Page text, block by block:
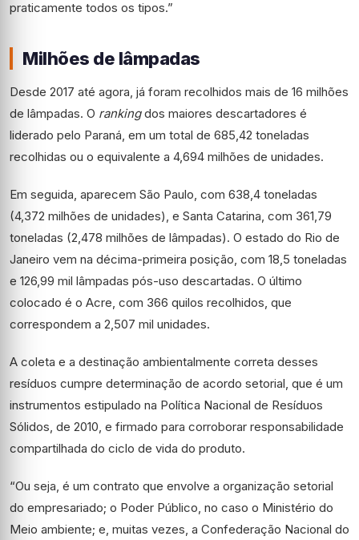
praticamente todos os tipos.”
Milhões de lâmpadas
Desde 2017 até agora, já foram recolhidos mais de 16 milhões
de lâmpadas. O rankingdos maiores descartadores é
liderado pelo Paraná, em um total de 685,42 toneladas
recolhidas ou o equivalente a 4,694 milhões de unidades.
Em seguida, aparecem São Paulo, com 638,4 toneladas
(4,372 milhões de unidades), e Santa Catarina, com 361,79
toneladas (2,478 milhões de lâmpadas). O estado do Rio de
Janeiro vem na décima-primeira posição, com 18,5 toneladas
e 126,99 mil lâmpadas pós-uso descartadas. O último
colocado é o Acre, com 366 quilos recolhidos, que
correspondem a 2,507 mil unidades.
A coleta e a destinação ambientalmente correta desses
resíduos cumpre determinação de acordo setorial, que é um
instrumentos estipulado na Política Nacional de Resíduos
Sólidos, de 2010, e firmado para corroborar responsabilidade
compartilhada do ciclo de vida do produto.
“Ou seja, é um contrato que envolve a organização setorial
do empresariado; o Poder Público, no caso o Ministério do
Meio ambiente; e, muitas vezes, a Confederação Nacional do